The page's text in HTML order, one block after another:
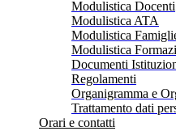
Modulistica Docenti
Modulistica ATA
Modulistica
Modulistica
Documenti
Regolamenti
Organigramma e
Trattamento dati
Orari e contatti